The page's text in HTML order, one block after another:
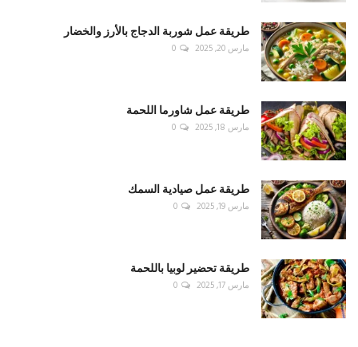
طريقة عمل شوربة الدجاج بالأرز والخضار
مارس 20, 2025 0
طريقة عمل شاورما اللحمة
مارس 18, 2025 0
طريقة عمل صيادية السمك
مارس 19, 2025 0
طريقة تحضير لوبيا باللحمة
مارس 17, 2025 0